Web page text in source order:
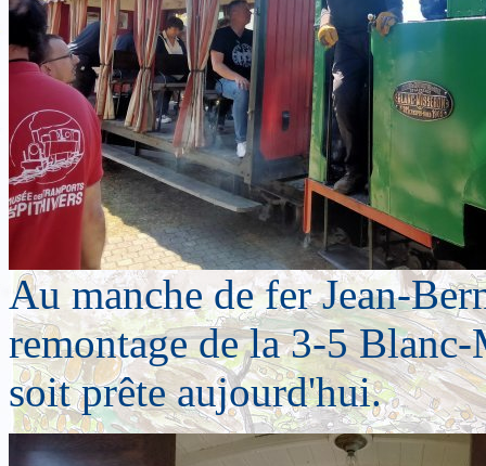
Au manche de fer Jean-
remontage de la 3-5
soit prête aujourd'hui.